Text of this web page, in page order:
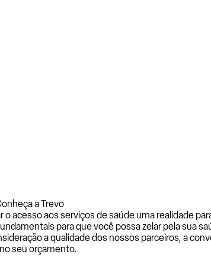
a Trevo
acesso aos serviços de saúde uma realidade
para que você possa zelar pela sua
a qualidade dos nossos parceiros, a
seu orçamento.